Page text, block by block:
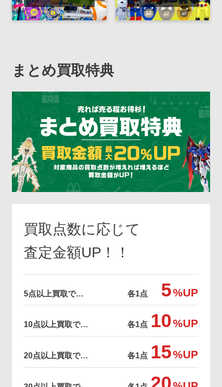
まとめ買取特典
買取点数に応じて
査定金額UP！！
5点以上買取で… 各1点 5%UP
10点以上買取で… 各1点 10%UP
20点以上買取で… 各1点 15%UP